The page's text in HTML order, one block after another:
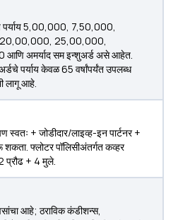
पर्याय ₹5,00,000, ₹7,50,000,
₹25,00,000,
अमर्याद सम इन्शुअर्ड असे आहेत.
पर्याय केवळ 65 वर्षांपर्यंत उपलब्ध
लागू आहे.
+ जोडीदार/लाइव्ह-इन पार्टनर +
फ्लोटर पॉलिसीअंतर्गत कव्हर
प्रौढ + 4 मुले.
आहे; ठराविक कंडीशन्स,